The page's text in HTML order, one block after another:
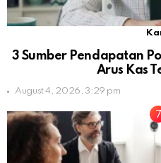
3 Sumber Pendapatan
Arus Kas
August 4, 2026, 3:29 pm